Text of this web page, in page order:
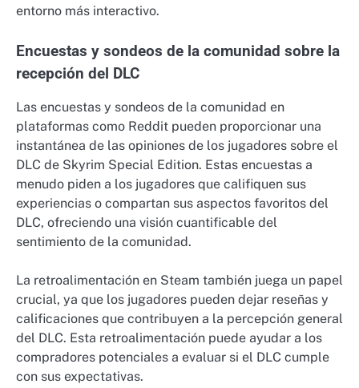
entorno más interactivo.
Encuestas y sondeos de la comunidad sobre la
recepción del DLC
Las encuestas y sondeos de la comunidad en
plataformas como Reddit pueden proporcionar una
instantánea de las opiniones de los jugadores sobre el
DLC de Skyrim Special Edition. Estas encuestas a
menudo piden a los jugadores que califiquen sus
experiencias o compartan sus aspectos favoritos del
DLC, ofreciendo una visión cuantificable del
sentimiento de la comunidad.
La retroalimentación en Steam también juega un papel
crucial, ya que los jugadores pueden dejar reseñas y
calificaciones que contribuyen a la percepción general
del DLC. Esta retroalimentación puede ayudar a los
compradores potenciales a evaluar si el DLC cumple
con sus expectativas.